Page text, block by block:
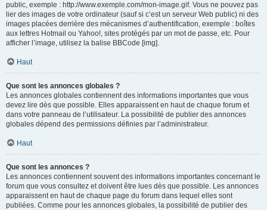
public, exemple : http://www.exemple.com/mon-image.gif. Vous ne pouvez pas
lier des images de votre ordinateur (sauf si c’est un serveur Web public) ni des
images placées derrière des mécanismes d’authentification, exemple : boîtes
aux lettres Hotmail ou Yahoo!, sites protégés par un mot de passe, etc. Pour
afficher l’image, utilisez la balise BBCode [img].
Haut
Que sont les annonces globales ?
Les annonces globales contiennent des informations importantes que vous
devez lire dès que possible. Elles apparaissent en haut de chaque forum et
dans votre panneau de l’utilisateur. La possibilité de publier des annonces
globales dépend des permissions définies par l’administrateur.
Haut
Que sont les annonces ?
Les annonces contiennent souvent des informations importantes concernant le
forum que vous consultez et doivent être lues dès que possible. Les annonces
apparaissent en haut de chaque page du forum dans lequel elles sont
publiées. Comme pour les annonces globales, la possibilité de publier des